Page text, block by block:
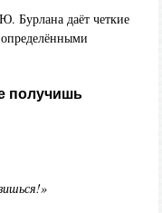
Бурлана даёт четкие
получишь